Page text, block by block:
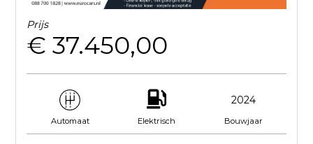
Prijs
€ 37.450,00
Automaat Elektrisch
2024
Bouwjaar